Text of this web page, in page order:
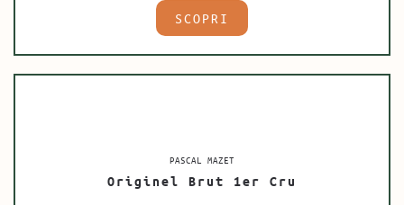
SCOPRI
PASCAL MAZET
Originel Brut 1er Cru